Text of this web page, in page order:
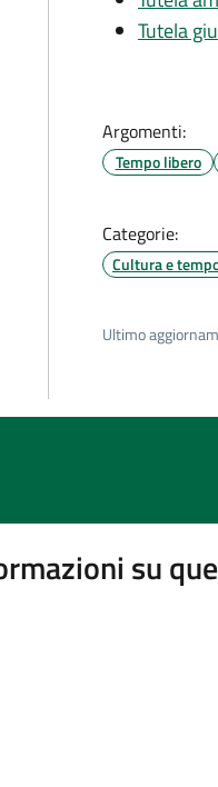
Tutela
Argomenti:
Tempo libero
Categorie:
Cultura e
Ultimo
su